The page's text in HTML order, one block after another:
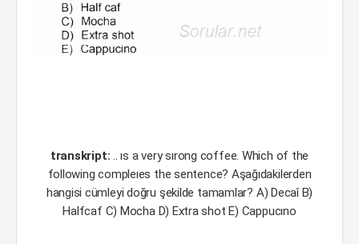
transkript:.. ıs a very sırong coffee. Which of the
following compleıes the sentence? Aşağıdakilerden
hangisi cümleyi doğru şekilde tamamlar? A) Decaî B)
Halfcaf C) Mocha D) Extra shot E) Cappucıno